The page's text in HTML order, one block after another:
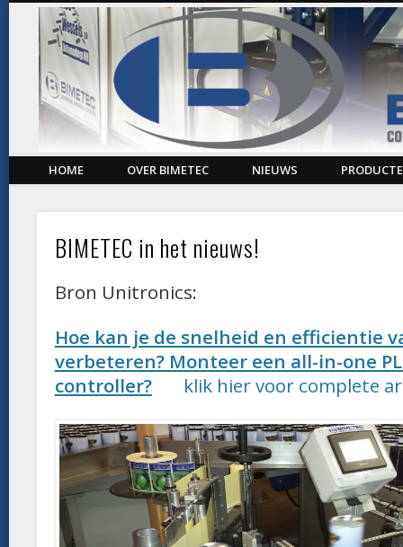
CONSTRUCTION, INNOVATION & ENGINEERING
HOME OVER BIMETEC NIEUWS
BIMETEC in het nieuws!
Bron Unitronics:
Hoe kan je de snelheid en efficientie
verbeteren? Monteer een all-in-one
controller?
klik hier voor complete